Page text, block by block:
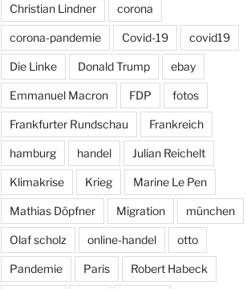
Christian Lindner corona
corona-pandemie Covid-19 covid19
Die Linke Donald Trump ebay
Emmanuel Macron FDP fotos
Frankfurter Rundschau Frankreich
hamburg handel Julian Reichelt
Klimakrise Krieg Marine Le Pen
Mathias Döpfner Migration münchen
Olaf scholz online-handel otto
Pandemie Paris Robert Habeck